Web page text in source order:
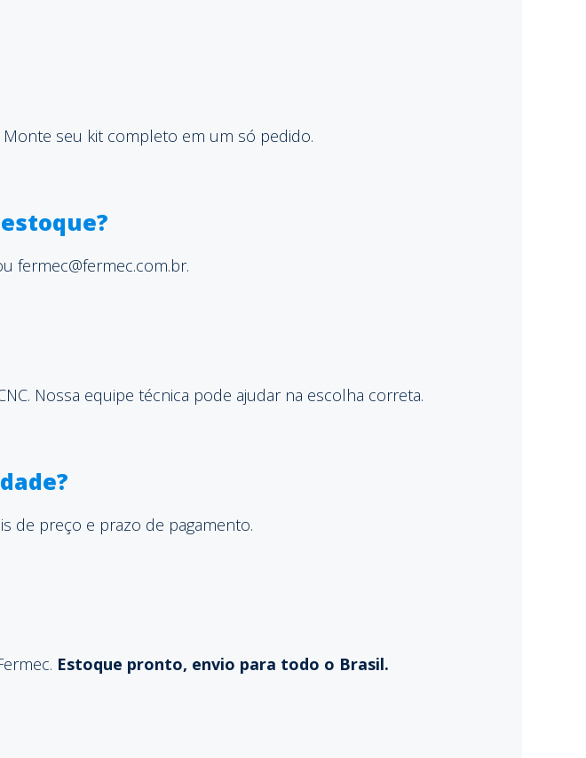
Monte seu kit completo em um só pedido.
fermec@fermec.com.br.
Nossa equipe técnica pode ajudar na escolha correta.
de preço e prazo de pagamento.
Estoque pronto, envio para todo o Brasil.